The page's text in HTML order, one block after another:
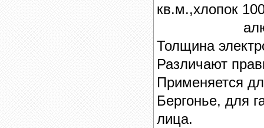
кв.м.,хлопок
Толщина
Различают
Применяется
Бергонье, для
лица.